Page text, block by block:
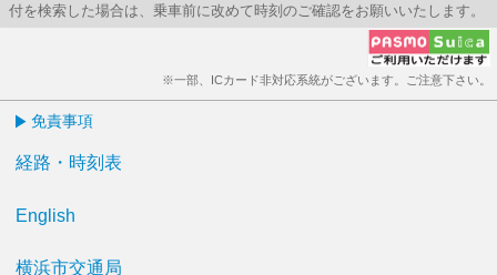
付を検索した場合は、乗車前に改めて時刻のご確認をお願いいたします。
※一部、ICカード非対応系統がございます。ご注意下さい。
免責事項
経路・時刻表
English
横浜市交通局